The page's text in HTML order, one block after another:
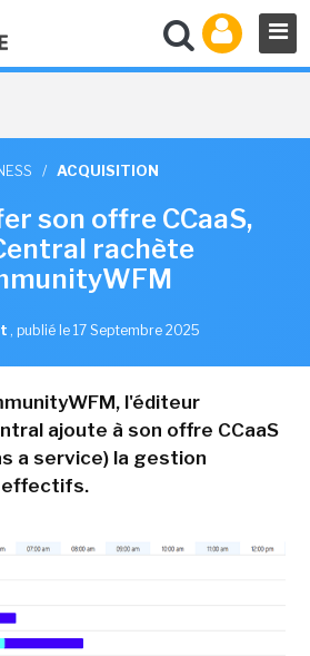
/ ACQUISITION
son offre CCaaS,
rachète
, publié le 17 Septembre 2025
l'éditeur
ajoute à son offre CCaaS
a service) la gestion
effectifs.